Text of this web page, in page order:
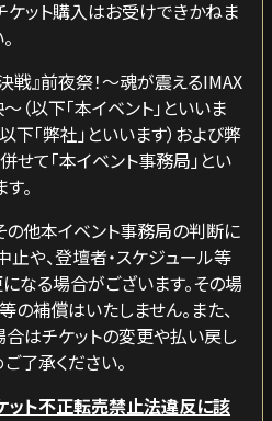
ット購入はお受けできかねま
戦』前夜祭！～魂が震えるIMAX
以下「本イベント」といいま
下「弊社」といいます）および弊
せて「本イベント事務局」とい
。
の他本イベント事務局の判断に
止や、登壇者・スケジュール等
なる場合がございます。その場
の補償はいたしません。また、
はチケットの変更や払い戻し
了承ください。
ット不正転売禁止法違反に該